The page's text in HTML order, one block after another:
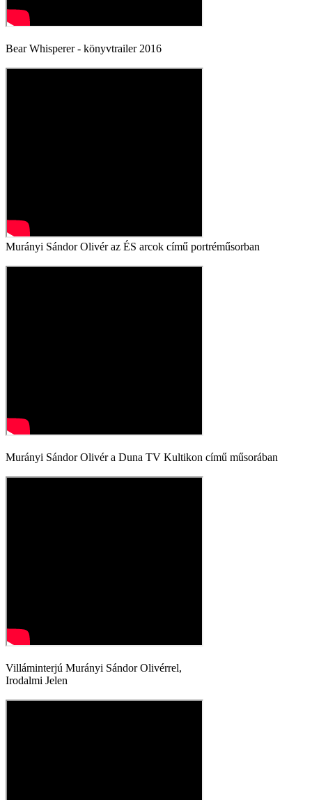
Bear Whisperer - könyvtrailer 2016
Murányi Sándor Olivér az ÉS arcok című portréműsorban
Murányi Sándor Olivér a Duna TV Kultikon című műsorában
Villáminterjú Murányi Sándor Olivérrel,
Irodalmi Jelen